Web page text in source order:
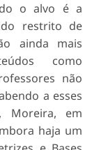
o alvo é a
restrito de
ainda mais
como
não
a esses
Moreira, em
haja um